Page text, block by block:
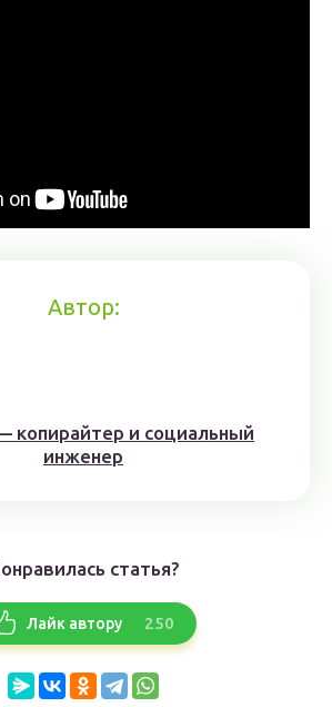
Автор:
копирайтер и социальный
инженер
статья?
Лайк автору 250